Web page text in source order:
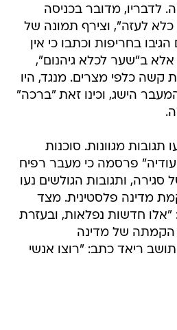
מדובר בכניסה
לעזה", וצירף תמונה של
בחריפות וכתבו כי אין
ב"שער לכלא גיהנום",
קשה כלפי מצרים. מנגד, היו
הישג, וכינו זאת "ברכה"
מגוונות. סוכנות
פרסמה כי מעבר רפיח
ותגובות הגולשים נעו
מדינה פלסטינית. מצד
"אלו חדשות נפלאות, ובעזרת
הקמתה של מדינה
ריאד כתב: "רוצו אנשי